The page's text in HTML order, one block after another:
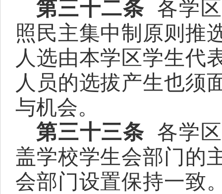
第三十二条 各学
照民主集中制原则推
人选由本学区学生代
人员的选拔产生也须
与机会。
第三十三条 各学
盖学校学生会部门的
会部门设置保持一致